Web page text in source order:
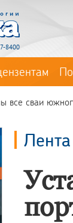
8400
все сваи